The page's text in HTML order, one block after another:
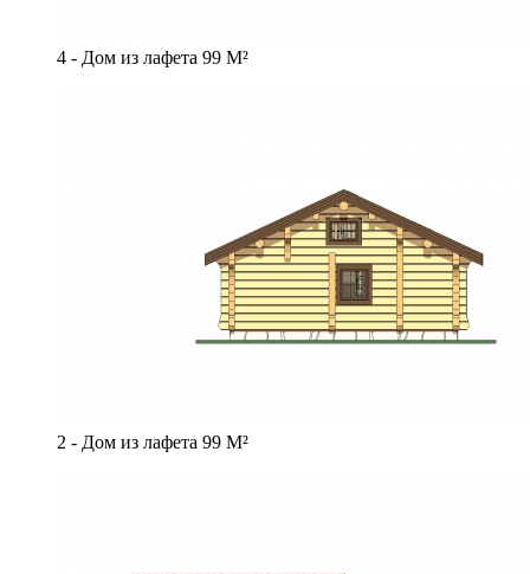
4 - Дом из лафета 99 М²
2 - Дом из лафета 99 М²